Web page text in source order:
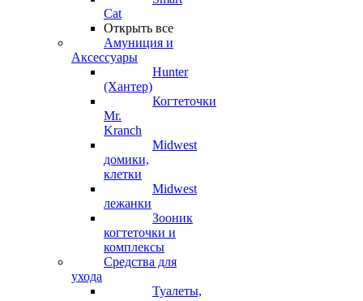
Cat
Открыть все
Амуниция и
Аксессуары
Hunter
(Хантер)
Когтеточки
Mr.
Kranch
Midwest
домики,
клетки
Midwest
лежанки
Зооник
когтеточки и
комплексы
Средства для
ухода
Туалеты,